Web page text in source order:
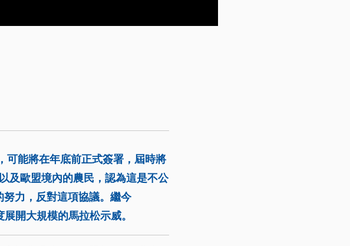
可能將在年底前正式簽署，屆時將
及歐盟境內的農民，認為這是不公
力，反對這項協議。繼今
開大規模的馬拉松示威。